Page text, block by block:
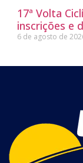
17ª Volta
inscrições e
6 de agosto de